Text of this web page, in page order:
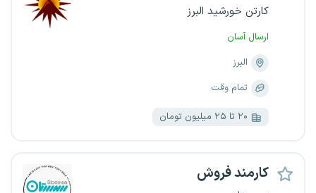
کارتن خورشید البرز
ارسال آسان
البرز
تمام وقت
۲۰ تا ۲۵ میلیون تومان
کارمند فروش